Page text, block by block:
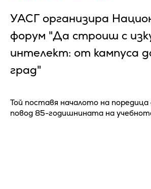
УАСГ организира
форум "Да строиш с
интелект: от кампуса
град"
Той поставя началото на
повод 85-годишнината на